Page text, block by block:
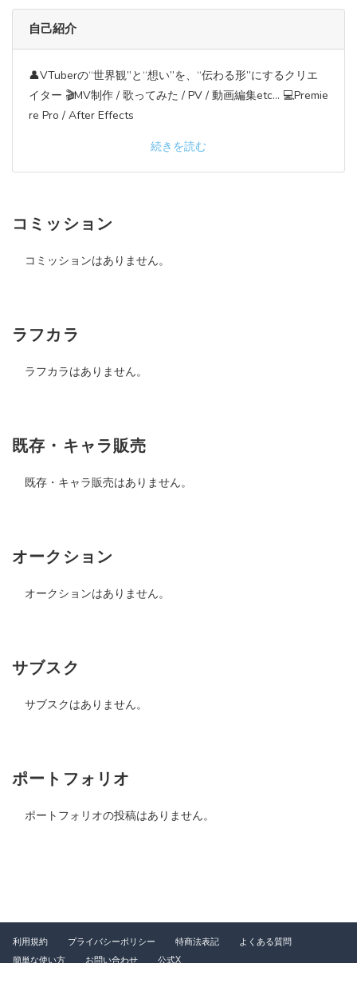
自己紹介
👤VTuberの“世界観”と“想い”を、“伝わる形”にするクリエ
イター 🎬MV制作 / 歌ってみた / PV / 動画編集etc... 💻Premie
re Pro / After Effects
続きを読む
コミッション
コミッションはありません。
ラフカラ
ラフカラはありません。
既存・キャラ販売
既存・キャラ販売はありません。
オークション
オークションはありません。
サブスク
サブスクはありません。
ポートフォリオ
ポートフォリオの投稿はありません。
利用規約 プライバシーポリシー 特商法表記
よくある質問
簡単な使い方
お問い合わせ 公式X